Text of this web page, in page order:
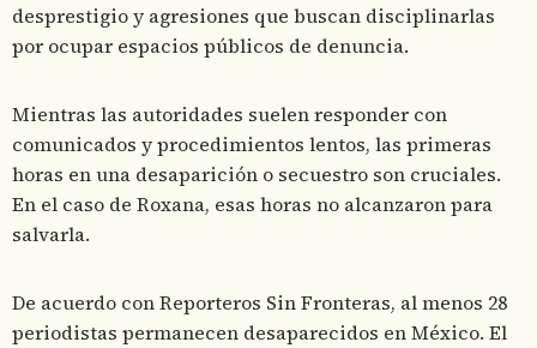
desprestigio y agresiones que buscan disciplinarlas
por ocupar espacios públicos de denuncia.
Mientras las autoridades suelen responder con
comunicados y procedimientos lentos, las primeras
horas en una desaparición o secuestro son cruciales.
En el caso de Roxana, esas horas no alcanzaron para
salvarla.
De acuerdo con Reporteros Sin Fronteras, al menos 28
periodistas permanecen desaparecidos en México. El